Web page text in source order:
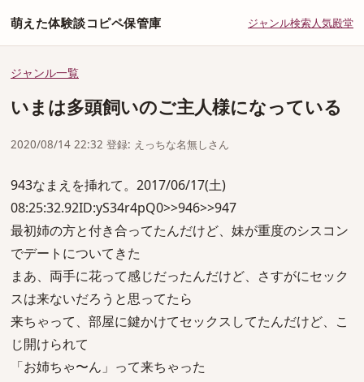
萌えた体験談コピペ保管庫 ジャンル検索人気殿堂
ジャンル一覧
いまは多頭飼いのご主人様になっている
2020/08/14 22:32 登録: えっちな名無しさん
943なまえを挿れて。2017/06/17(土)
08:25:32.92ID:yS34r4pQ0>>946>>947
最初姉の方と付き合ってたんだけど、妹が重度のシスコン
でデートについてきた
まあ、両手に花って感じだったんだけど、さすがにセック
スは来ないだろうと思ってたら
来ちゃって、部屋に鍵かけてセックスしてたんだけど、こ
じ開けられて
「お姉ちゃ〜ん」って来ちゃった